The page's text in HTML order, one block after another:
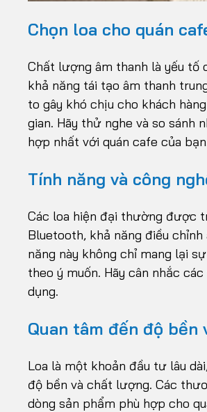
Chọn loa cho quán
Chất lượng âm thanh là yếu tố
khả năng tái tạo âm thanh
to gây khó chịu cho khách
gian. Hãy thử nghe và so sánh
hợp nhất với quán cafe của
Tính năng và công
Các loa hiện đại thường được
Bluetooth, khả năng điều
năng này không chỉ mang lại
theo ý muốn. Hãy cân nhắc
dụng.
Quan tâm đến độ
Loa là một khoản đầu tư lâu
độ bền và chất lượng. Các
dòng sản phẩm phù hợp cho